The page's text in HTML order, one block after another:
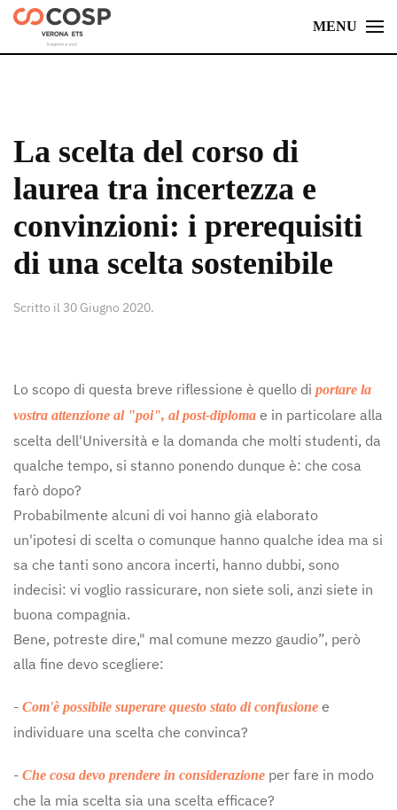
Skip
MENU
La scelta del corso di
laurea tra incertezza e
convinzioni: i prerequisiti
di una scelta sostenibile
Scritto il 30 Giugno 2020.
Lo scopo di questa breve riflessione è quello di portare la
vostra attenzione al "poi", al post-diploma e in particolare alla
scelta dell'Università e la domanda che molti studenti, da
qualche tempo, si stanno ponendo dunque è: che cosa
farò dopo?
Probabilmente alcuni di voi hanno già elaborato
un'ipotesi di scelta o comunque hanno qualche idea ma si
sa che tanti sono ancora incerti, hanno dubbi, sono
indecisi: vi voglio rassicurare, non siete soli, anzi siete in
buona compagnia.
Bene, potreste dire," mal comune mezzo gaudio”, però
alla fine devo scegliere:
- Com'è possibile superare questo stato di confusione e
individuare una scelta che convinca?
- Che cosa devo prendere in considerazione per fare in modo
che la mia scelta sia una scelta efficace?